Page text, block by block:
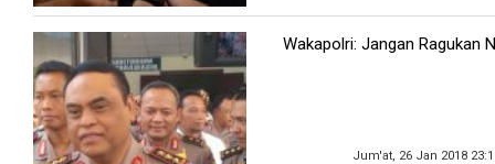
Wakapolri: Jangan Ragukan
Jum'at, 26 Jan 2018